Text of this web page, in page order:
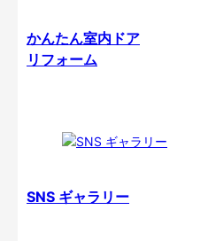
かんたん室内ドア
リフォーム
SNS ギャラリー